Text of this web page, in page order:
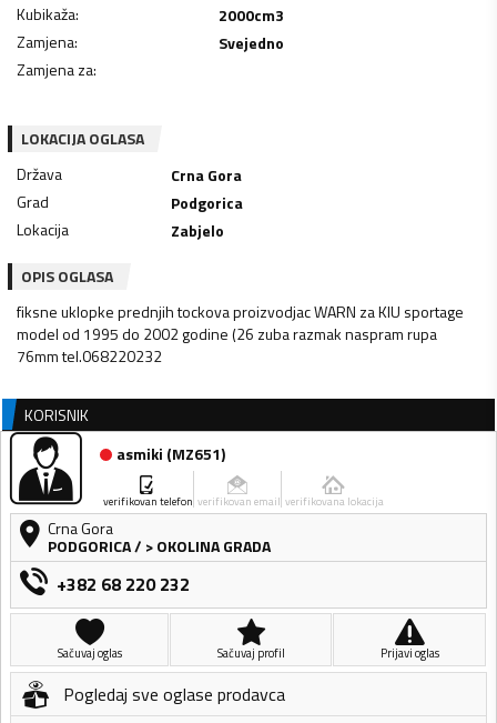
Kubikaža: 2000cm3
Zamjena:
Svejedno
Zamjena za:
LOKACIJA OGLASA
Država
Crna Gora
Grad
Podgorica
Lokacija
Zabjelo
OPIS OGLASA
fiksne uklopke prednjih tockova proizvodjac WARN za KIU sportage
model od 1995 do 2002 godine (26 zuba razmak naspram rupa
76mm tel.068220232
KORISNIK
asmiki (MZ651)
verifikovan telefon verifikovan email verifikovana lokacija
Crna Gora
PODGORICA/ > OKOLINA GRADA
+382 68 220 232
Sačuvaj oglas Sačuvaj profil Prijavi oglas
Pogledaj sve oglase prodavca